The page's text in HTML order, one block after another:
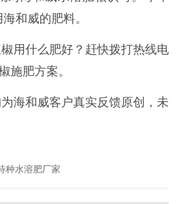
海和威的肥料。
用什么肥好？ 赶快拨打热线电
施肥方案。
和威客户真实反馈原创，未
种水溶肥厂家